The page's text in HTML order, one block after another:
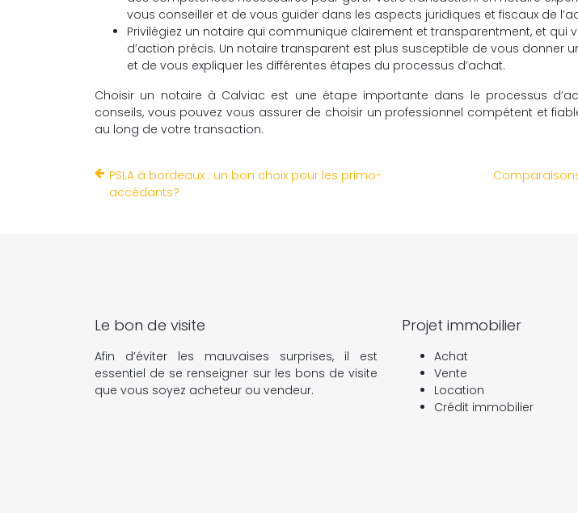
vous conseiller et de vous guider dans les aspects juridiques et fiscaux de
Privilégiez un notaire qui communique clairement et transparentment, et qui
d’action précis. Un notaire transparent est plus susceptible de vous donner
et de vous expliquer les différentes étapes du processus d’achat.
Choisir un notaire à Calviac est une étape importante dans le processus
conseils, vous pouvez vous assurer de choisir un professionnel compétent et
au long de votre transaction.
PSLA à bordeaux : un bon choix pour les primo-
accédants?
Le bon de visite
Afin d’éviter les mauvaises surprises, il est
essentiel de se renseigner sur les bons de visite
que vous soyez acheteur ou vendeur.
Projet immobilier
Achat
Vente
Location
Crédit immobilier